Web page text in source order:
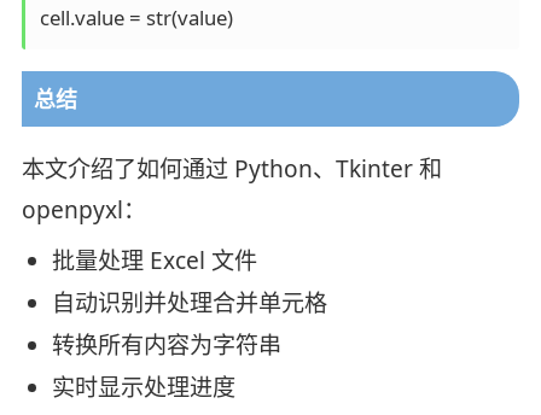
cell.value = str(value)
总结
本文介绍了如何通过 Python、Tkinter 和
openpyxl：
批量处理 Excel 文件
自动识别并处理合并单元格
转换所有内容为字符串
实时显示处理进度